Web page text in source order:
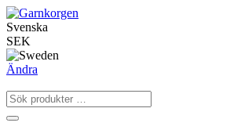
Svenska
SEK
Ändra